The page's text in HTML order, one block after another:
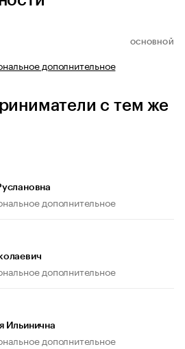
ОСНОВНОЙ
дополнительное
с тем же
дополнительное
дополнительное
Ильинична
дополнительное